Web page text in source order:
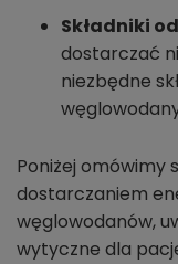
Składniki
dostarczać
niezbędne
Poniżej omówimy
dostarczaniem
węglowodanów,
wytyczne dla